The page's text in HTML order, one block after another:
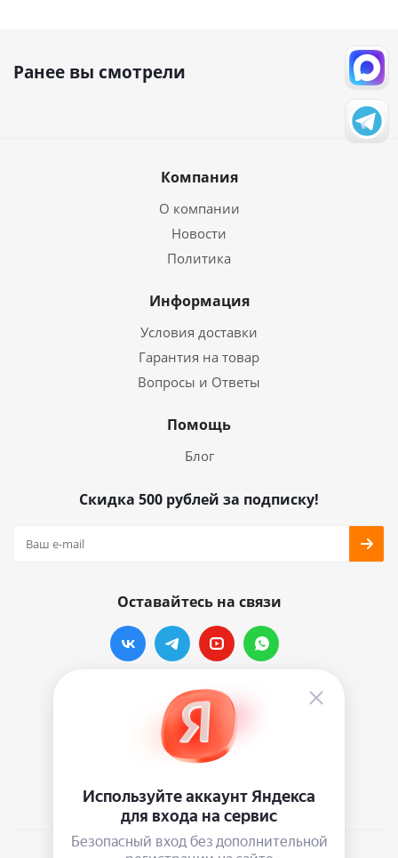
Ранее вы смотрели
Компания
О компании
Новости
Политика
Информация
Условия доставки
Гарантия на товар
Вопросы и Ответы
Помощь
Блог
Скидка 500 рублей за подписку!
Оставайтесь на связи
Наши контакты
info@vinylmarkt.ru